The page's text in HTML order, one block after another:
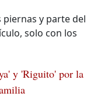
y parte del
solo con los
y 'Riguito' por la